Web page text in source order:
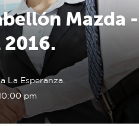
Mazda -
La Esperanza.
pm